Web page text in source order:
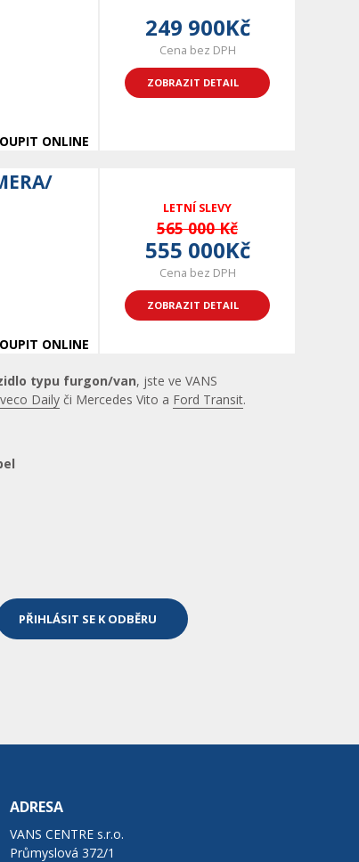
ONLINE
249 900Kč
Cena bez DPH
ZOBRAZIT DETAIL
ONLINE
LETNÍ SLEVY
565 000 Kč
555 000Kč
Cena bez DPH
ZOBRAZIT DETAIL
typu furgon/van, jste ve VANS
Daily či Mercedes Vito a Ford Transit.
ADRESA
VANS CENTRE s.r.o.
Průmyslová 372/1